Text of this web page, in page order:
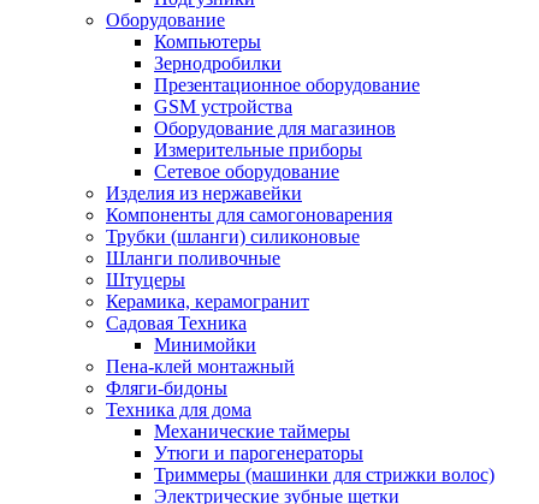
Оборудование
Компьютеры
Зернодробилки
Презентационное оборудование
GSM устройства
Оборудование для магазинов
Измерительные приборы
Сетевое оборудование
Изделия из нержавейки
Компоненты для самогоноварения
Трубки (шланги) силиконовые
Шланги поливочные
Штуцеры
Керамика, керамогранит
Садовая Техника
Минимойки
Пена-клей монтажный
Фляги-бидоны
Техника для дома
Механические таймеры
Утюги и парогенераторы
Триммеры (машинки для стрижки волос)
Электрические зубные щетки